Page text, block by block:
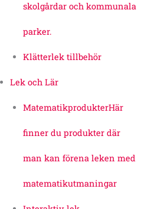
skolgårdar och kommunala
parker.
Klätterlek tillbehör
Lek och Lär
MatematikprodukterHär
finner du produkter där
man kan förena leken med
matematikutmaningar